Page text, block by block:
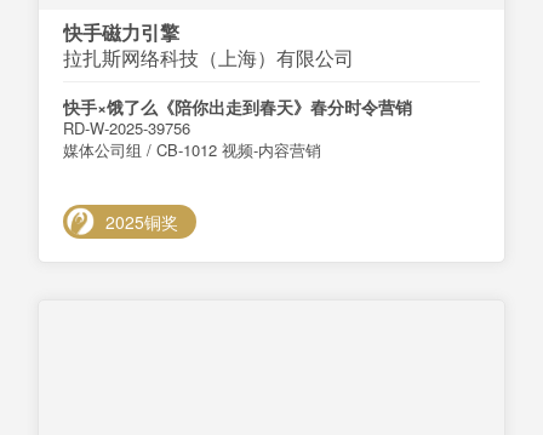
快手磁力引擎
拉扎斯网络科技（上海）有限公司
快手×饿了么《陪你出走到春天》春分时令营销
RD-W-2025-39756
媒体公司组 / CB-1012 视频-内容营销
2025铜奖